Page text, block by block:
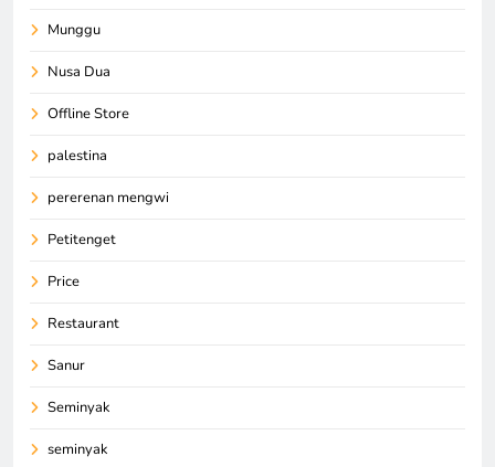
Munggu
Nusa Dua
Offline Store
palestina
pererenan mengwi
Petitenget
Price
Restaurant
Sanur
Seminyak
seminyak